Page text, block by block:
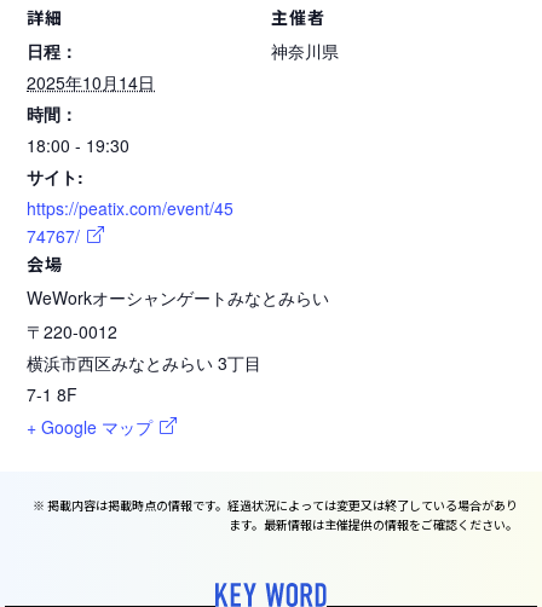
詳細
日程：
2025年10月14日
時間：
18:00 - 19:30
サイト:
https://peatix.com/event/45
74767/
会場
WeWorkオーシャンゲートみなとみらい
〒220-0012
横浜市西区みなとみらい 3丁目
7-1 8F
+ Google マップ
主催者
神奈川県
※ 掲載内容は掲載時点の情報です。経過状況によっては変更又は終了している場合があり
ます。最新情報は主催提供の情報をご確認ください。